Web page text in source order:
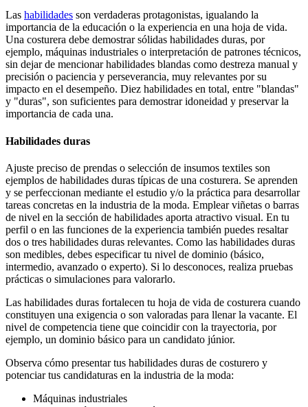
Las habilidades son verdaderas protagonistas, igualando la
importancia de la educación o la experiencia en una hoja de vida.
Una costurera debe demostrar sólidas habilidades duras, por
ejemplo, máquinas industriales o interpretación de patrones técnicos,
sin dejar de mencionar habilidades blandas como destreza manual y
precisión o paciencia y perseverancia, muy relevantes por su
impacto en el desempeño. Diez habilidades en total, entre "blandas"
y "duras", son suficientes para demostrar idoneidad y preservar la
importancia de cada una.
Habilidades duras
Ajuste preciso de prendas o selección de insumos textiles son
ejemplos de habilidades duras típicas de una costurera. Se aprenden
y se perfeccionan mediante el estudio y/o la práctica para desarrollar
tareas concretas en la industria de la moda. Emplear viñetas o barras
de nivel en la sección de habilidades aporta atractivo visual. En tu
perfil o en las funciones de la experiencia también puedes resaltar
dos o tres habilidades duras relevantes. Como las habilidades duras
son medibles, debes especificar tu nivel de dominio (básico,
intermedio, avanzado o experto). Si lo desconoces, realiza pruebas
prácticas o simulaciones para valorarlo.
Las habilidades duras fortalecen tu hoja de vida de costurera cuando
constituyen una exigencia o son valoradas para llenar la vacante. El
nivel de competencia tiene que coincidir con la trayectoria, por
ejemplo, un dominio básico para un candidato júnior.
Observa cómo presentar tus habilidades duras de costurero y
potenciar tus candidaturas en la industria de la moda:
Máquinas industriales